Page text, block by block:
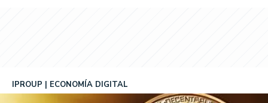
IPROUP ECONOMÍA DIGITAL